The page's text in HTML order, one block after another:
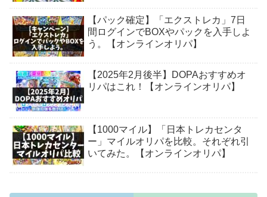
【パック確定】「エクストレカ」7日
間ログインでBOXやパックを入手しよ
う。【オンラインオリパ】
【2025年2月後半】DOPAおすすめオ
リパはこれ！【オンラインオリパ】
【1000マイル】「日本トレカセンタ
ー」マイルオリパを比較。それぞれ引
いてみた。【オンラインオリパ】